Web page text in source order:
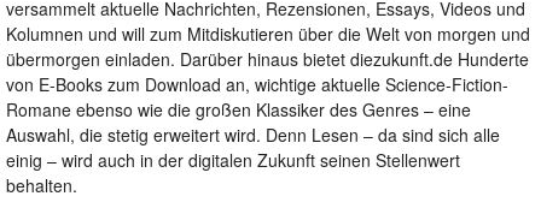
versammelt aktuelle Nachrichten, Rezensionen, Essays, Videos und
Kolumnen und will zum Mitdiskutieren über die Welt von morgen und
übermorgen einladen. Darüber hinaus bietet diezukunft.de Hunderte
von E-Books zum Download an, wichtige aktuelle Science-Fiction-
Romane ebenso wie die großen Klassiker des Genres – eine
Auswahl, die stetig erweitert wird. Denn Lesen – da sind sich alle
einig – wird auch in der digitalen Zukunft seinen Stellenwert
behalten.